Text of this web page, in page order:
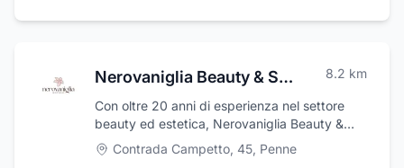
Nerovaniglia Beauty & Sun 8.2 km
Con oltre 20 anni di esperienza nel settore
beauty ed estetica, Nerovaniglia Beauty &
Sun ha l'obiettivo di ricreare un ambiente
confortevole ed accogliente per coccolare al
Contrada Campetto, 45, Penne